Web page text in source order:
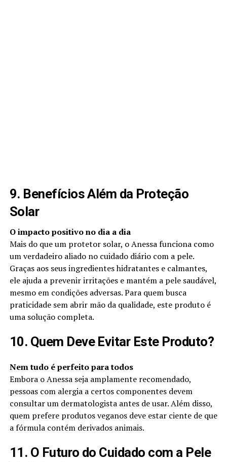
9. Benefícios Além da Proteção
Solar
O impacto positivo no dia a dia
Mais do que um protetor solar, o Anessa funciona como
um verdadeiro aliado no cuidado diário com a pele.
Graças aos seus ingredientes hidratantes e calmantes,
ele ajuda a prevenir irritações e mantém a pele saudável,
mesmo em condições adversas. Para quem busca
praticidade sem abrir mão da qualidade, este produto é
uma solução completa.
10. Quem Deve Evitar Este Produto?
Nem tudo é perfeito para todos
Embora o Anessa seja amplamente recomendado,
pessoas com alergia a certos componentes devem
consultar um dermatologista antes de usar. Além disso,
quem prefere produtos veganos deve estar ciente de que
a fórmula contém derivados animais.
11. O Futuro do Cuidado com a Pele